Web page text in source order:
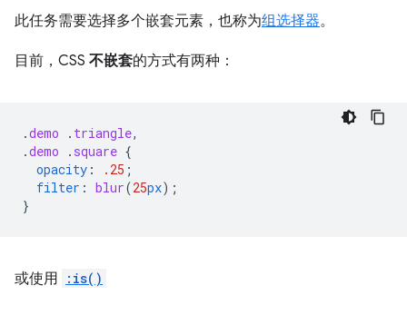
此任务需要选择多个嵌套元素，也称为组选择器。
目前，CSS 不嵌套的方式有两种：
.demo . triangle,
.demo . square {
opacity : .25 ;
filter : blur(25px);
}
或使用 :is()